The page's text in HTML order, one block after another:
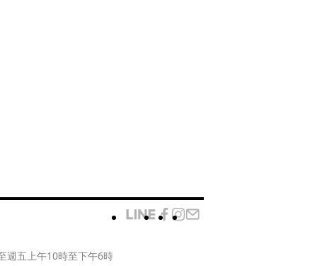
週五上午10時至下午6時